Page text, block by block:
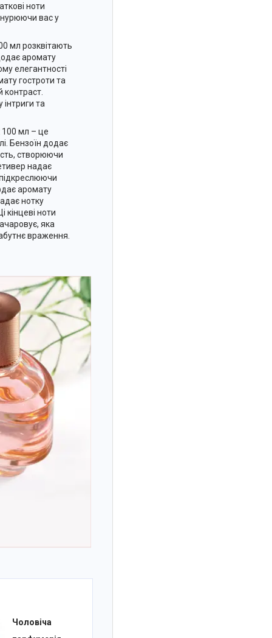
ноти
вас у
мл розквітають
аромату
елегантності
гостроти та
та
100 мл – це
Бензоїн додає
створюючи
надає
аромату
нотку
кінцеві ноти
яка
враження.
Чоловіча